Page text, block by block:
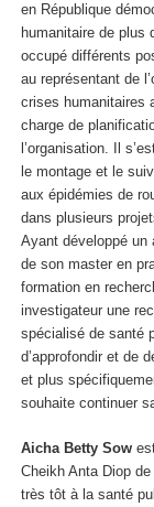
en République
humanitaire de plus
occupé différents
au représentant de
crises humanitaires
charge de
l’organisation. Il
le montage et le
aux épidémies de
dans plusieurs
Ayant développé
de son master en
formation en
investigateur une
spécialisé de santé
d’approfondir et de
et plus
souhaite continuer
Aicha Betty Sow
Cheikh Anta Diop
très tôt à la santé